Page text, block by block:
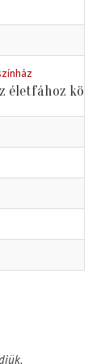
életfához kötve